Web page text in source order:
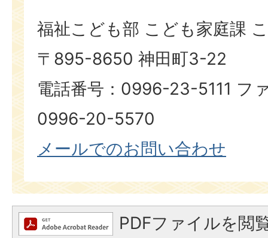
福祉こども部 こども家庭課
〒895-8650 神田町3-22
電話番号：0996-23-5111 フ
0996-20-5570
メールでのお問い合わせ
PDFファイルを閲